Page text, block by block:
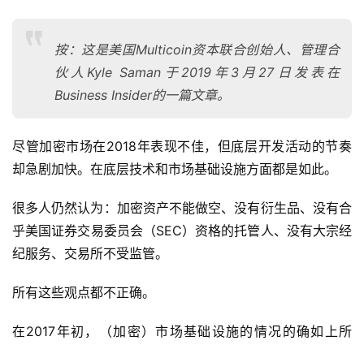
按：这是美国Multicoin资本联合创始人、管理合
伙人Kyle Saman于2019年3月27日发表在
Business Insider的一篇文章。
尽管加密市场在2018年表现不佳，但底层开发活动的节奏
却急剧加快。在底层技术和市场基础设施方面都是如此。
很多人仍然认为：加密资产不能做空、没有衍生品、没有合
乎美国证券交易委员会（SEC）资格的托管人、没有大宗经
纪服务、交易所不受监管。
所有这些观点都不正确。
在2017年初，（加密）市场基础设施的情况的确如上所